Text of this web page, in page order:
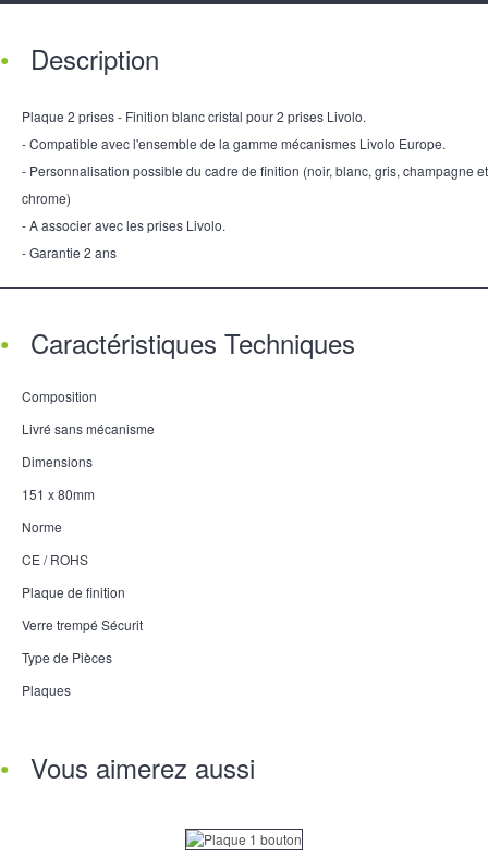
Description
Plaque 2 prises - Finition blanc cristal pour 2 prises Livolo.
- Compatible avec l'ensemble de la gamme mécanismes Livolo Europe.
- Personnalisation possible du cadre de finition (noir, blanc, gris, champagne et
chrome)
- A associer avec les prises Livolo.
- Garantie 2 ans
Caractéristiques Techniques
Composition
Livré sans mécanisme
Dimensions
151 x 80mm
Norme
CE / ROHS
Plaque de finition
Verre trempé Sécurit
Type de Pièces
Plaques
Vous aimerez aussi